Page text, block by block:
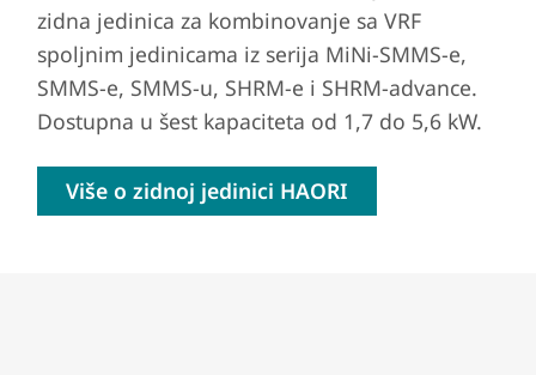
zidna jedinica za kombinovanje sa VRF
spoljnim jedinicama iz serija MiNi-SMMS-e,
SMMS-e, SMMS-u, SHRM-e i SHRM-advance.
Dostupna u šest kapaciteta od 1,7 do 5,6 kW.
Više o zidnoj jedinici HAORI